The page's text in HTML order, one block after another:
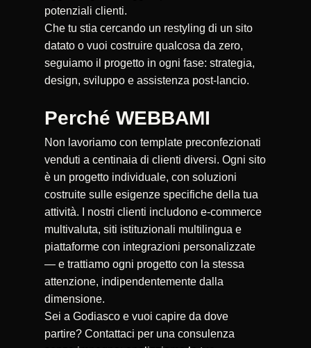
potenziali clienti.
Che tu stia cercando un restyling di un sito
datato o vuoi costruire qualcosa da zero,
seguiamo il progetto in ogni fase: strategia,
design, sviluppo e assistenza post-lancio.
Perché WEBBAMI
Non lavoriamo con template preconfezionati
venduti a centinaia di clienti diversi. Ogni sito
è un progetto individuale, con soluzioni
costruite sulle esigenze specifiche della tua
attività. I nostri clienti includono e-commerce
multivaluta, siti istituzionali multilingua e
piattaforme con integrazioni personalizzate
— e trattiamo ogni progetto con la stessa
attenzione, indipendentemente dalla
dimensione.
Sei a Godiasco e vuoi capire da dove
partire? Contattaci per una consulenza